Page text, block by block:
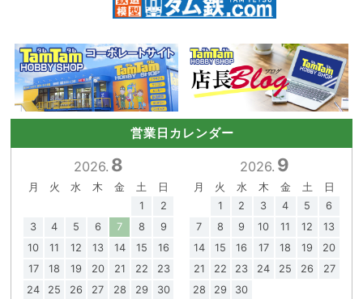
営業日カレンダー
2026. 8
月 火 水 木 金 土
日
1
2
3
4 5 6 7 8
9
10
11 12 13 14 15
16
17
18 19 20 21 22
23
24
25 26 27 28 29
30
2026. 9
月 火 水 木 金 土
日
1
2 3 4 5
6
7
8 9 10 11 12
13
14
15 16 17 18 19
20
21
22 23 24 25 26
27
28
29 30